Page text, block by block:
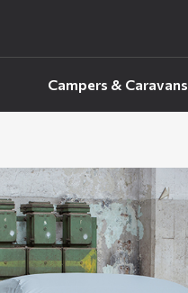
Campers & Caravans